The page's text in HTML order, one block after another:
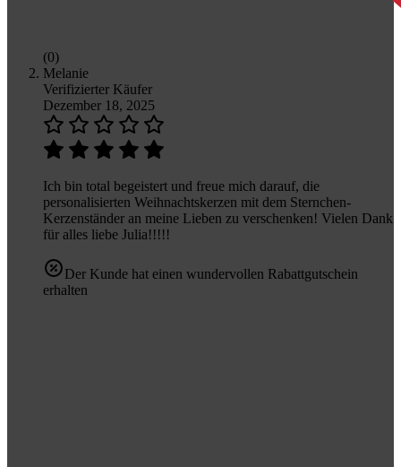
(0)
Melanie
Verifizierter Käufer
Dezember 18, 2025
Ich bin total begeistert und freue mich darauf, die
personalisierten Weihnachtskerzen mit dem Sternchen-
Kerzenständer an meine Lieben zu verschenken! Vielen Dank
für alles liebe Julia!!!!!
Der Kunde hat einen wundervollen Rabattgutschein
erhalten